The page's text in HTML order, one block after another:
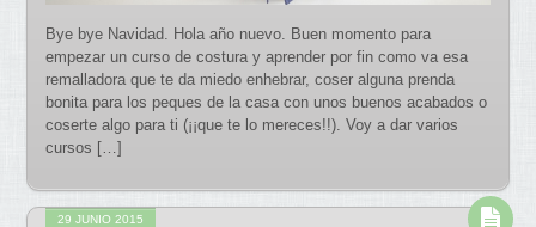
Bye bye Navidad. Hola año nuevo. Buen momento para
empezar un curso de costura y aprender por fin como va esa
remalladora que te da miedo enhebrar, coser alguna prenda
bonita para los peques de la casa con unos buenos acabados o
coserte algo para ti (¡¡que te lo mereces!!). Voy a dar varios
cursos […]
29 JUNIO 2015